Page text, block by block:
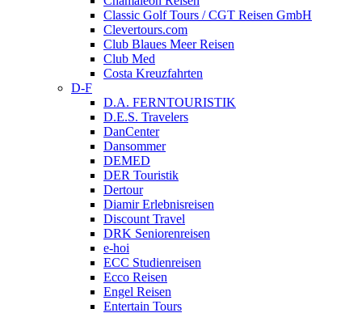
Classic Golf Tours / CGT Reisen GmbH
Clevertours.com
Club Blaues Meer Reisen
Club Med
Costa Kreuzfahrten
D-F
D.A. FERNTOURISTIK
D.E.S. Travelers
DanCenter
Dansommer
DEMED
DER Touristik
Dertour
Diamir Erlebnisreisen
Discount Travel
DRK Seniorenreisen
e-hoi
ECC Studienreisen
Ecco Reisen
Engel Reisen
Entertain Tours